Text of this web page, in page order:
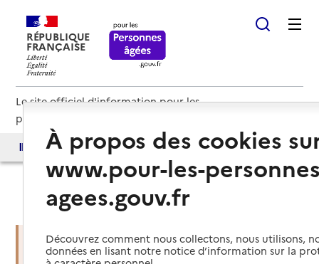
RÉPUBLIQUE
FRANÇAISE
Le site officiel d'information pour les
personnes âgées et les aidants
Accès aux annuaires Accès par besoin
À propos des cookies
www.pour-les-
agees.gouv.fr
Découvrez comment nous collectons, nous utilisons,
données en lisant notre notice d’information sur la